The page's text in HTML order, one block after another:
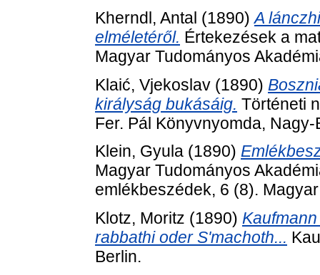
Kherndl, Antal (1890)A
elméletéről. Értekezések a
Magyar Tudományos
Klaić, Vjekoslav (1890)
királyság bukásáig. Történeti
Fer. Pál Könyvnyomda,
Klein, Gyula (1890)
Magyar Tudományos
emlékbeszédek, 6 (8).
Klotz, Moritz (1890)
rabbathi oder S'machoth...
Berlin.